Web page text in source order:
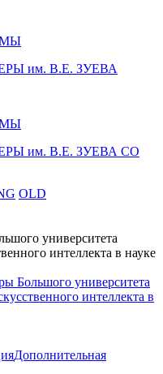
им. В.Е. ЗУЕВА
им. В.Е. ЗУЕВА СО
OLD
университета
интеллекта в науке
Большого университета
интеллекта в
Дополнительная